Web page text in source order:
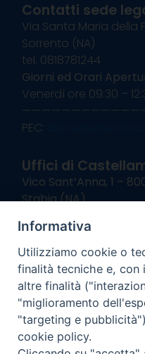
Contatti sede
Via Santa Maria della
Sorrento (NA)
tel. 0818781244
Giorni ed Orari
Venerdì ore 09:30 –
PEC:
Uffici di
Vico Sant’Anna, 1 –
Stabia (NA)
Giorni ed Orari
Lunedì e Mercoledì
Uffici Matrimoni:
Lunedì e Mercoledì
Informativa
Utilizziamo cookie o
finalità tecniche e, con
altre finalità
"miglioramento
"targeting e
cookie policy.